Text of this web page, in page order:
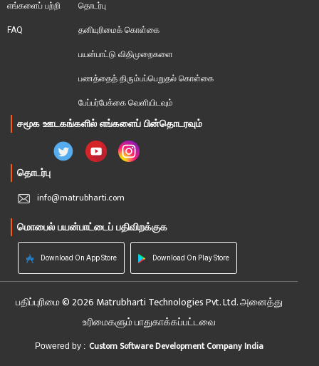
எங்களைப் பற்றி
FAQ
தொடர்பு
தனியுரிமைக் கொள்கை
பயன்பாட்டு விதிமுறைகளை
பணத்தைத் திரும்பப்பெறுதல் கொள்கை
பேப்பர்பேக்கை வெளியிடவும்
சமூக ஊடகங்களில் எங்களைப் பின்தொடரவும்
தொடர்பு
info@matrubharti.com
மொபைல் பயன்பாட்டைப் பதிவிறக்குக
Download On App Store Download On Play Store
பதிப்புரிமை © 2026 Matrubharti Technologies Pvt. Ltd. அனைத்து
உரிமைகளும் பாதுகாக்கப்பட்டவை
Powered by : Custom Software Development Company India